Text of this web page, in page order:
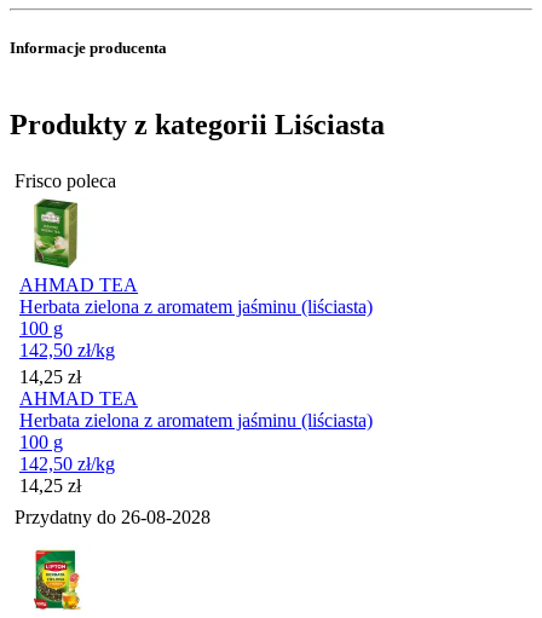
Informacje producenta
Produkty z kategorii Liściasta
Frisco poleca
AHMAD TEA
Herbata zielona z aromatem jaśminu (liściasta)
100 g
142,50 zł/kg
Cena
14,25 zł
AHMAD TEA
Herbata zielona z aromatem jaśminu (liściasta)
100 g
142,50 zł/kg
Cena
14,25 zł
Przydatny do 26-08-2028